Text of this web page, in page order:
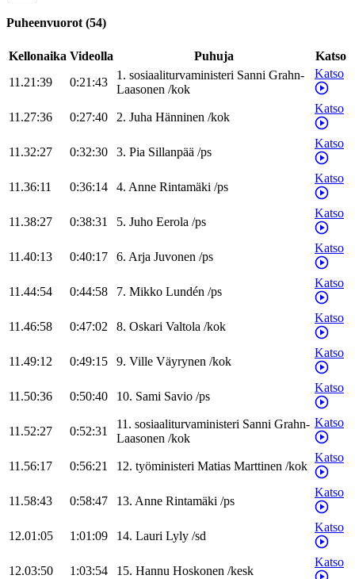
Puheenvuorot (54)
Kellonaika Videolla Puhuja
Katso
11.21:39
0:21:43
1. sosiaaliturvaministeri Sanni Grahn-
Laasonen /kok
Katso
11.27:36 0:27:40 2. Juha Hänninen /kok
Katso
11.32:27 0:32:30 3. Pia Sillanpää /ps
Katso
11.36:11 0:36:14 4. Anne Rintamäki /ps
Katso
11.38:27 0:38:31 5. Juho Eerola /ps
Katso
11.40:13 0:40:17 6. Arja Juvonen /ps
Katso
11.44:54 0:44:58 7. Mikko Lundén /ps
Katso
11.46:58 0:47:02 8. Oskari Valtola /kok
Katso
11.49:12 0:49:15 9. Ville Väyrynen /kok
Katso
11.50:36 0:50:40 10. Sami Savio /ps
Katso
11.52:27 0:52:31
11. sosiaaliturvaministeri Sanni Grahn-
Laasonen /kok
Katso
11.56:17 0:56:21 12. työministeri Matias Marttinen /kok
Katso
11.58:43 0:58:47 13. Anne Rintamäki /ps
Katso
12.01:05 1:01:09 14. Lauri Lyly /sd
Katso
12.03:50 1:03:54 15. Hannu Hoskonen /kesk
Katso